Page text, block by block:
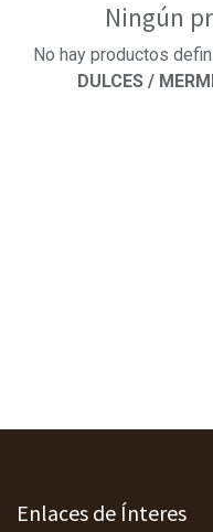
Ningún
No hay productos
DULCES /
Enlaces de Ínteres